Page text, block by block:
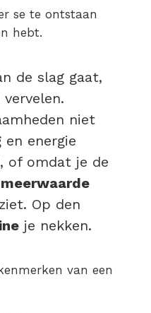
se te ontstaan
hebt.
de slag gaat,
niet
en energie
of omdat je de
meerwaarde
Op den
je nekken.
kenmerken van een